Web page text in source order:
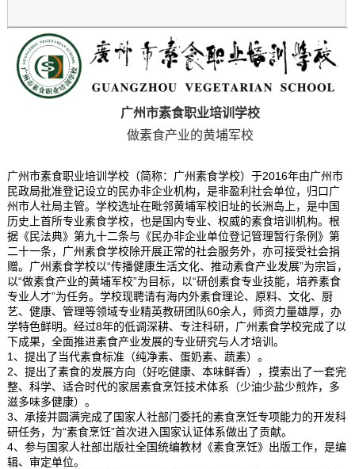
广州市素食职业培训学校
做素食产业的黄埔军校
广州市素食职业培训学校（简称：广州素食学校）于2016年由广州市
民政局批准登记设立的民办非企业机构，是非盈利社会单位，归口广
州市人社局主管。学校选址在毗邻黄埔军校旧址的长洲岛上，是中国
历史上首所专业素食学校，也是国内专业、权威的素食培训机构。根
据《民法典》第九十二条与《民办非企业单位登记管理暂行条例》第
二十一条，广州素食学校除开展正常的社会服务外，亦可接受社会捐
赠。广州素食学校以“传播健康生活文化、推动素食产业发展”为宗旨，
以“做素食产业的黄埔军校”为目标，以“研创素食专业技能，培养素食
专业人才”为任务。学校现聘请有海内外素食理论、原料、文化、厨
艺、健康、管理等领域专业精英教研团队60余人，师资力量雄厚，办
学特色鲜明。经过8年的低调深耕、专注科研，广州素食学校完成了以
下成果，全面推进素食产业发展的专业研究与人才培训。
1、提出了当代素食标准（纯净素、蛋奶素、蔬素）。
2、提出了素食的发展方向（好吃健康、本味鲜香），摸索出了一套完
整、科学、适合时代的家居素食烹饪技术体系（少油少盐少煎炸，多
滋多味多健康）。
3、承接并圆满完成了国家人社部门委托的素食烹饪专项能力的开发科
研任务，为“素食烹饪”首次进入国家认证体系做出了贡献。
4、参与国家人社部岀版社全国统编教材《素食烹饪》出版工作，是编
辑、审定单位。